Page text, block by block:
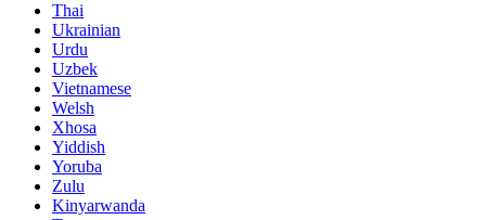
Thai
Ukrainian
Urdu
Uzbek
Vietnamese
Welsh
Xhosa
Yiddish
Yoruba
Zulu
Kinyarwanda